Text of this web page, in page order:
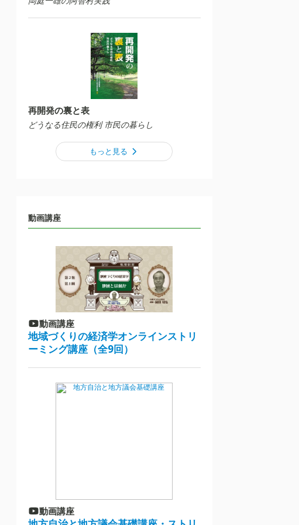
再開発の裏と表
どうなる住民の権利 市民の暮らし
もっと見る
動画講座
動画講座
地域づくりの経済学オンラインストリ
ーミング講座（全9回）
動画講座